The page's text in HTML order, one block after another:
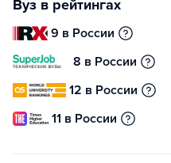
Вуз в рейтингах
9 в России
8 в России
12 в России
11 в России